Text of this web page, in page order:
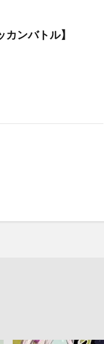
ンバトル】